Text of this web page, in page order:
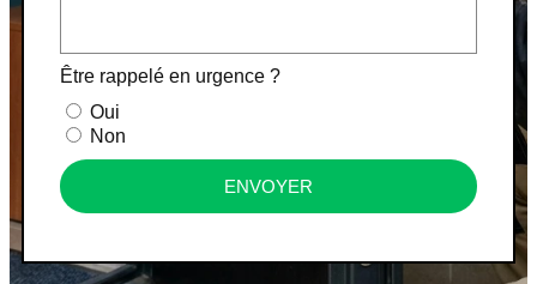
Être rappelé en urgence ?
Oui
Non
ENVOYER